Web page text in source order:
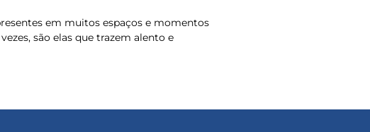
em muitos espaços e momentos
são elas que trazem alento e